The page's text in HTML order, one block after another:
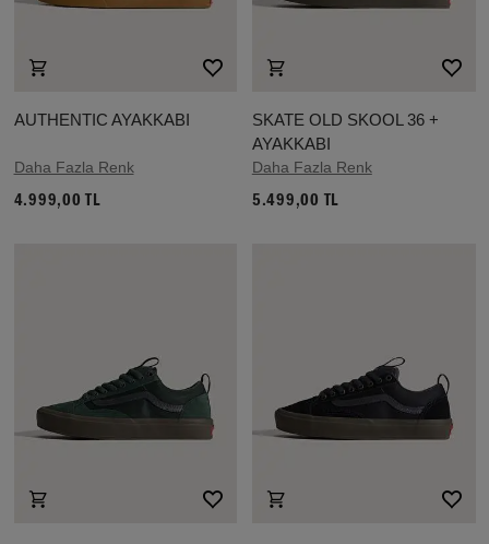
AUTHENTIC AYAKKABI
Daha Fazla Renk
4.999,00 TL
SKATE OLD SKOOL 36 +
AYAKKABI
Daha Fazla Renk
5.499,00 TL